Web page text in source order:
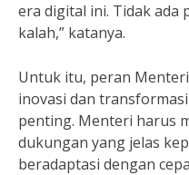
era digital ini. Tidak ada
kalah,” katanya.
Untuk itu, peran
inovasi dan
penting. Menteri harus
dukungan yang jelas
beradaptasi dengan